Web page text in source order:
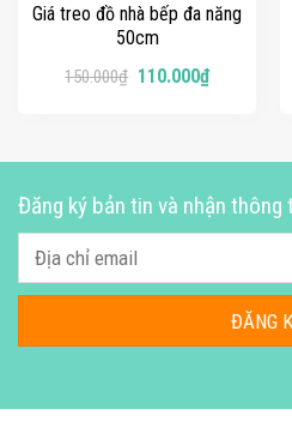
Giá treo đồ nhà bếp đa năng
50cm
150.000₫ 110.000₫
Đăng ký bản tin và nhận thông